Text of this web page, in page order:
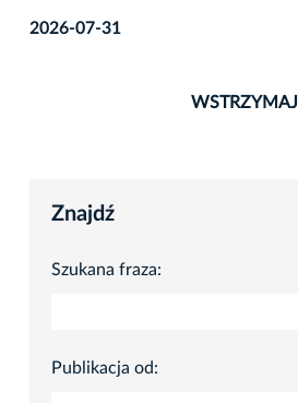
2026-07-31
WSTRZYMAJ
Znajdź
Szukana fraza:
Publikacja od: